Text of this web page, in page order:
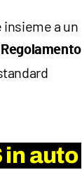
insieme a un
Regolamento
in auto